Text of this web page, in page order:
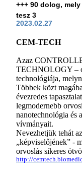
+++ 90 dolog,
tesz 3
2023.02.27
CEM-TECH
Azaz
TECHNOLOGY –
technológiája,
Többek közt
évezredes
legmodernebb
nanotechnológia és
vívmányait.
Nevezhetjük tehát
„képviselőjének” -
orvoslás sikeres
http://